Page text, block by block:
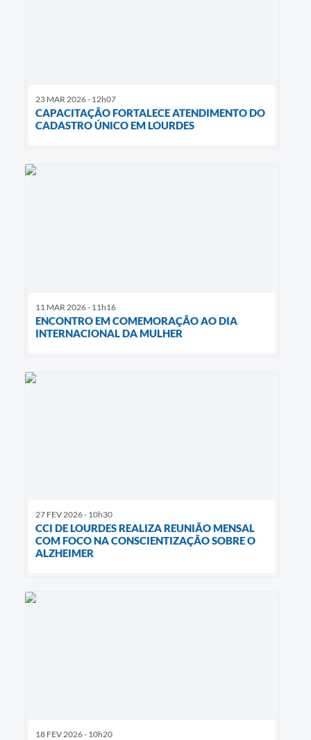
23 MAR 2026 - 12h07
CAPACITAÇÃO FORTALECE ATENDIMENTO DO
CADASTRO ÚNICO EM LOURDES
11 MAR 2026 - 11h16
ENCONTRO EM COMEMORAÇÃO AO DIA
INTERNACIONAL DA MULHER
27 FEV 2026 - 10h30
CCI DE LOURDES REALIZA REUNIÃO MENSAL
COM FOCO NA CONSCIENTIZAÇÃO SOBRE O
ALZHEIMER
18 FEV 2026 - 10h20